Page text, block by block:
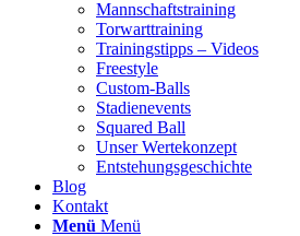
Mannschaftstraining
Torwarttraining
Trainingstipps – Videos
Freestyle
Custom-Balls
Stadienevents
Squared Ball
Unser Wertekonzept
Entstehungsgeschichte
Blog
Kontakt
Menü Menü